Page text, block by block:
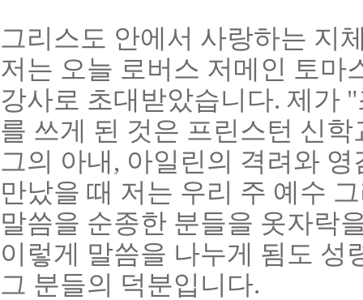
그리스도 안에서 사랑하는 지
저는 오늘 로버스 저메인 토마
강사로 초대받았습니다. 제가
를 쓰게 된 것은 프린스턴 신
그의 아내, 아일린의 격려와
만났을 때 저는 우리 주 예수
말씀을 순종한 분들을 옷자락
이렇게 말씀을 나누게 됨도 성
그 분들의 덕분입니다.